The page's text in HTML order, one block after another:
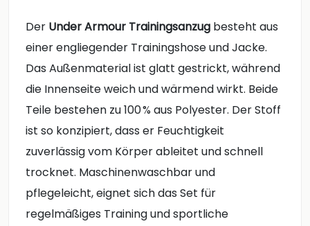
Der Under Armour Trainingsanzug besteht aus
einer engliegender Trainingshose und Jacke.
Das Außenmaterial ist glatt gestrickt, während
die Innenseite weich und wärmend wirkt. Beide
Teile bestehen zu 100 % aus Polyester. Der Stoff
ist so konzipiert, dass er Feuchtigkeit
zuverlässig vom Körper ableitet und schnell
trocknet. Maschinenwaschbar und
pflegeleicht, eignet sich das Set für
regelmäßiges Training und sportliche